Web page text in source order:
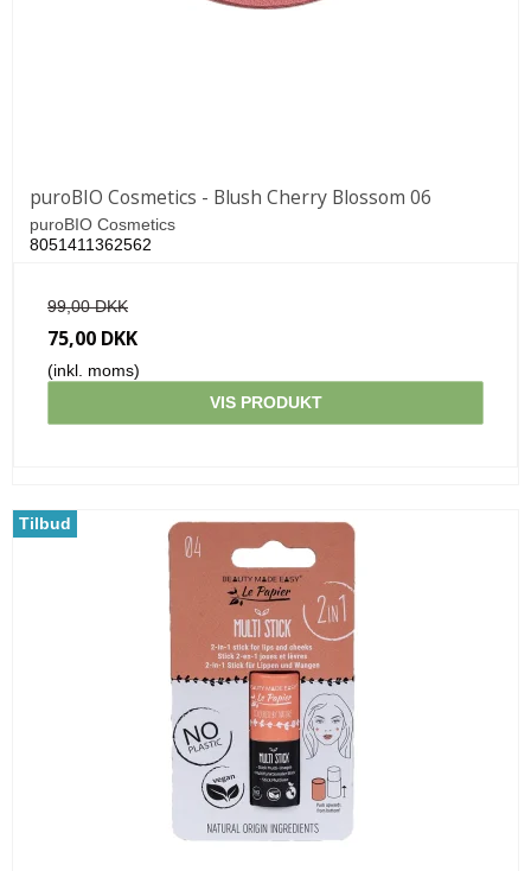
puroBIO Cosmetics - Blush Cherry Blossom 06
puroBIO Cosmetics
8051411362562
99,00 DKK
75,00 DKK
(inkl. moms)
VIS PRODUKT
Tilbud